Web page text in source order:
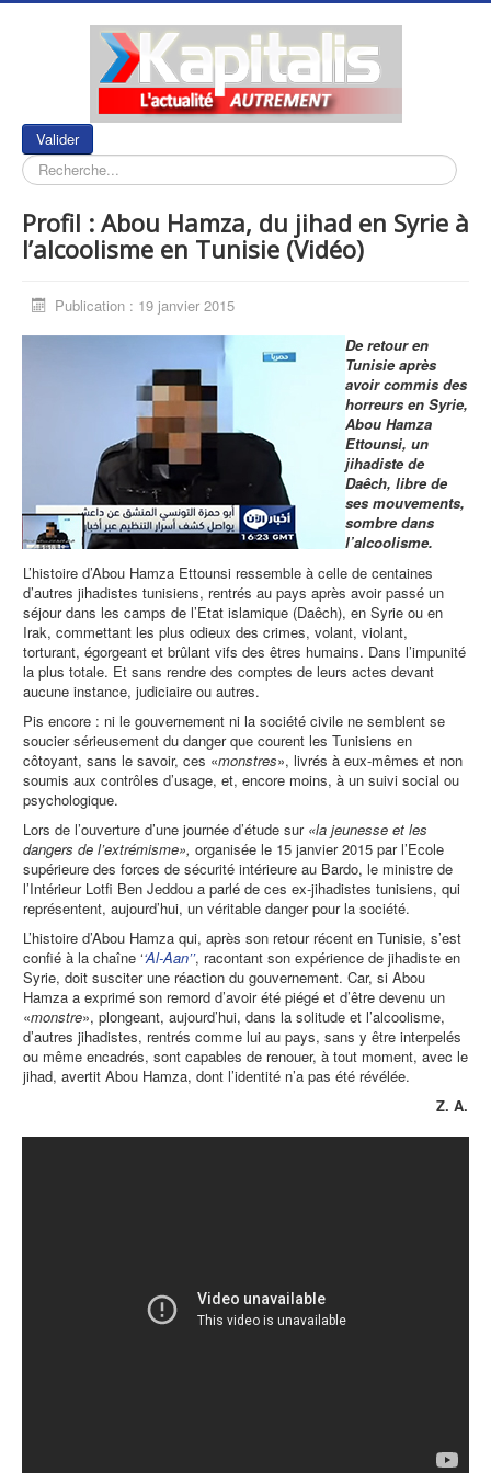
Valider
Profil : Abou Hamza, du jihad en Syrie à
l’alcoolisme en Tunisie (Vidéo)
Publication : 19 janvier 2015
De retour en
Tunisie après
avoir commis des
horreurs en Syrie,
Abou Hamza
Ettounsi, un
jihadiste de
Daêch, libre de
ses mouvements,
sombre dans
l’alcoolisme.
L’histoire d’Abou Hamza Ettounsi ressemble à celle de centaines
d’autres jihadistes tunisiens, rentrés au pays après avoir passé un
séjour dans les camps de l’Etat islamique (Daêch), en Syrie ou en
Irak, commettant les plus odieux des crimes, volant, violant,
torturant, égorgeant et brûlant vifs des êtres humains. Dans l’impunité
la plus totale. Et sans rendre des comptes de leurs actes devant
aucune instance, judiciaire ou autres.
Pis encore : ni le gouvernement ni la société civile ne semblent se
soucier sérieusement du danger que courent les Tunisiens en
côtoyant, sans le savoir, ces «monstres», livrés à eux-mêmes et non
soumis aux contrôles d’usage, et, encore moins, à un suivi social ou
psychologique.
Lors de l’ouverture d’une journée d’étude sur «la jeunesse et les
dangers de l’extrémisme», organisée le 15 janvier 2015 par l’Ecole
supérieure des forces de sécurité intérieure au Bardo, le ministre de
l’Intérieur Lotfi Ben Jeddou a parlé de ces ex-jihadistes tunisiens, qui
représentent, aujourd’hui, un véritable danger pour la société.
L’histoire d’Abou Hamza qui, après son retour récent en Tunisie, s’est
confié à la chaîne ‘‘Al-Aan’’, racontant son expérience de jihadiste en
Syrie, doit susciter une réaction du gouvernement. Car, si Abou
Hamza a exprimé son remord d’avoir été piégé et d’être devenu un
«monstre», plongeant, aujourd’hui, dans la solitude et l’alcoolisme,
d’autres jihadistes, rentrés comme lui au pays, sans y être interpelés
ou même encadrés, sont capables de renouer, à tout moment, avec le
jihad, avertit Abou Hamza, dont l’identité n’a pas été révélée.
Z. A.